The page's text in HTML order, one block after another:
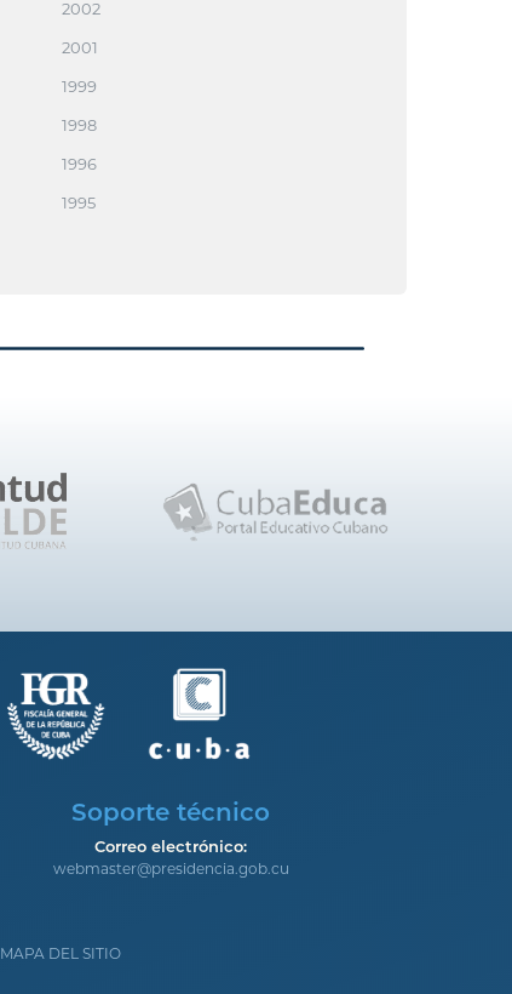
2002
2001
1999
1998
1996
1995
Soporte técnico
Correo electrónico:
webmaster@presidencia.gob.cu
MAPA DEL SITIO